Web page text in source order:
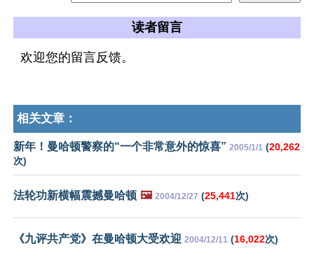
读者留言
欢迎您的留言反馈。
相关文章：
新年！曼哈顿警察的“一个非常意外的惊喜” 2005/1/1 (20,262
次)
法轮功新横幅震撼曼哈顿 🖼️ 2004/12/27 (25,441次)
《九评共产党》在曼哈顿大受欢迎 2004/12/11 (16,022次)